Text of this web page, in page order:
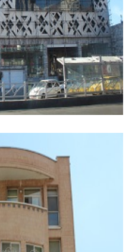
پروژه های مهانیت –
۲۶۰۰ مترمربع